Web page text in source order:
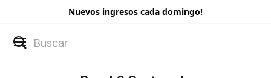
Nuevos ingresos cada domingo!